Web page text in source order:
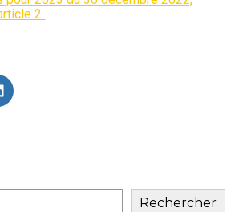
2
Rechercher